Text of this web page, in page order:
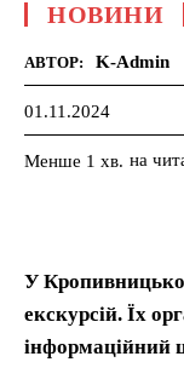
НОВИНИ
АВТОР: K-Admin
01.11.2024
Менше 1 хв. на
У
екскурсій. Їх
інформаційний